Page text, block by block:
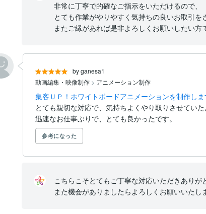
非常に丁寧で的確なご指示をいただけるので、
とても作業がやりやすく気持ちの良いお取引を
またご縁があれば是非よろしくお願いしたい方
by ganesa1
動画編集・映像制作 > アニメーション制作
集客ＵＰ！ホワイトボードアニメーションを制作し
とても親切な対応で、気持ちよくやり取りさせていた
迅速なお仕事ぶりで、とても良かったです。
参考になった
こちらこそとてもご丁寧な対応いただきありが
また機会がありましたらよろしくお願いいたし